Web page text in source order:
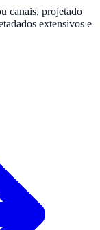
canais, projetado
extensivos e